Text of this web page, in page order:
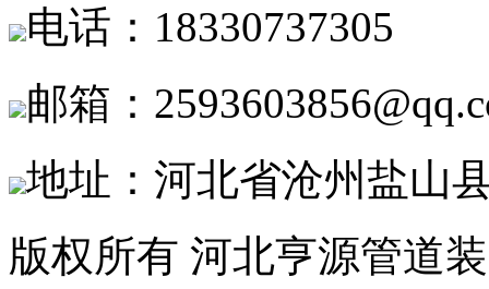
电话：18330737305
邮箱：
地址：河北省沧州盐山
版权所有 河北亨源管道